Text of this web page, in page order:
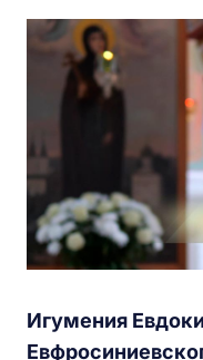
Игумения